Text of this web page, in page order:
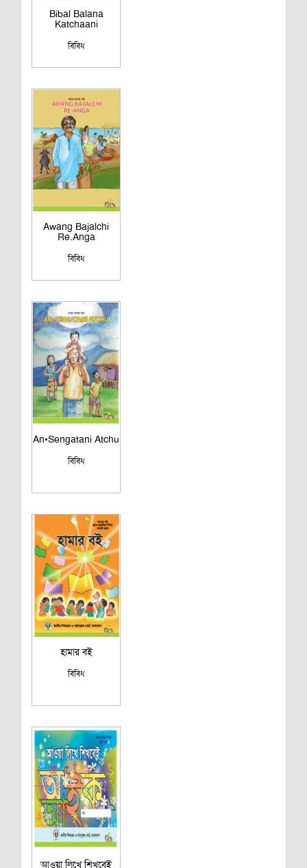
Bibal Balana
Katchaani
বিবিধ
Awang Bajalchi
Re.Anga
বিবিধ
An•Sengatani Atchu
বিবিধ
হামার বই
বিবিধ
আওয়া লিখে শিখবেই